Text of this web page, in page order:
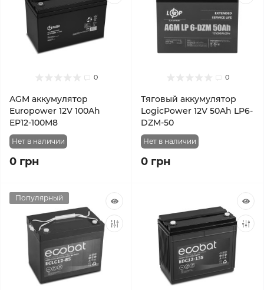
0
AGM аккумулятор
Europower 12V 100Ah
EP12-100M8
Нет в наличии
0 грн
0
Тяговый аккумулятор
LogicPower 12V 50Ah LP6-
DZM-50
Нет в наличии
0 грн
Популярный